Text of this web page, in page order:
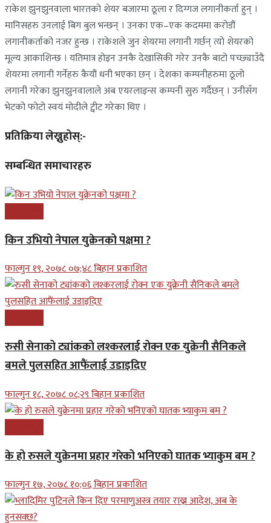
राकेश झुनझुनवाला भारतको शेयर बजारमा ठूला र दिग्गज लगानीकर्ता हुन् ।
मानिसहरु उनलाई बिग बुल भन्छन् । उनका एक–एक कदममा करोडौं
लगानीकर्ताको नजर हुन्छ । राकेशले जुन शेयरमा लगानी गर्छन् त्यो शेयरको
मूल्य आकाशिन्छ । यतिमात्र होइन उनकै देखासिकी गरेर उनकै बाटो पच्छ्याउँदै
शेयरमा लगानी गर्नेहरु कैयौं धनी भएका छन् । देशका कम्पनीहरुमा ठूलो
लगानी गरेका झुनझुनवालाले अब एयरलाइन्स कम्पनी सुरु गर्दैछन् । उनीसँग
भेटको फोटो स्वयं मोदीले ट्वीट गरेका थिए ।
प्रतिक्रिया लेख्नुहोस्:-
सम्बन्धित समाचारहरु
किन उभियो नेपाल युक्रेनको पक्षमा ?
फाल्गुन १९, २०७८ ०७;४८ बिहान प्रकाशित
रुसी सेनाको ट्यांकको लश्करलाई रोक्न एक युक्रेनी सैनिकले
बमले पुलसहित आफैंलाई उडाइदिए
फाल्गुन १८, २०७८ ०८;२९ बिहान प्रकाशित
के हो रुसले युक्रेनमा प्रहार गरेको भनिएको घातक भ्याकुम बम ?
फाल्गुन १७, २०७८ १०;०६ बिहान प्रकाशित